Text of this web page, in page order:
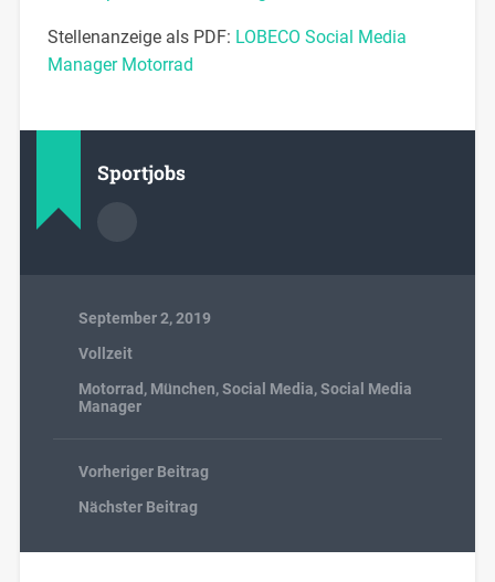
Stellenanzeige als PDF: LOBECO Social Media
Manager Motorrad
Sportjobs
September 2, 2019
Vollzeit
Motorrad , München,Social Media,Social Media
Manager
Vorheriger Beitrag
Nächster Beitrag